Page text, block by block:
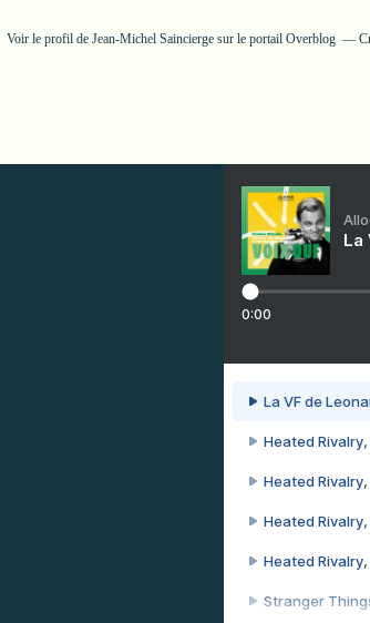
Voir le profil de Jean-Michel Sainciergesur le portail Overblog
La
0:00
La VF de
Heated
Heated
Heated
Heated
Stranger